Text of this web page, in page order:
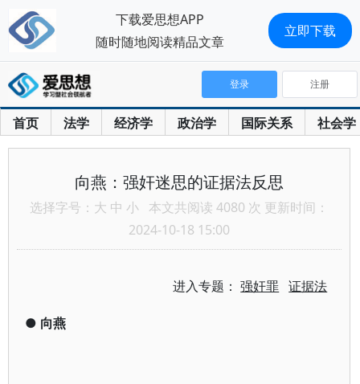
首页 法学 经济学 政治学 国际关系 社会学
登录 注册
向燕：强奸迷思的证据法反思
选择字号： 大 中 小 本文共阅读 4080 次 更新时间：
2024-10-18 15:00
进入专题：强奸罪 证据法
● 向燕
下载爱思想APP
随时随地阅读精品文章
立即下载